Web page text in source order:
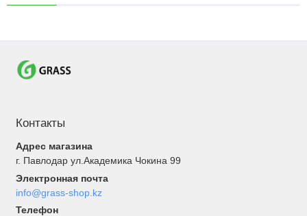
Контакты
Адрес магазина
г. Павлодар ул.Академика Чокина 99
Электронная почта
info@grass-shop.kz
Телефон